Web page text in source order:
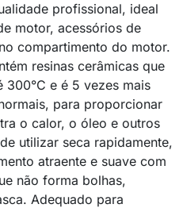
profissional, ideal
motor, acessórios de
compartimento do motor.
resinas cerâmicas que
300°C e é 5 vezes mais
para proporcionar
o calor, o óleo e outros
utilizar seca rapidamente,
atraente e suave com
não forma bolhas,
Adequado para